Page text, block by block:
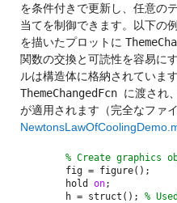
を条件付きで更新し、任意の
当てを制御できます。以下の
を描いたプロットに
関数の交換と可読性を容易に
ルは構造体に格納されていま
ThemeChangedFcn に渡され
が適用されます（完全なファイ
% Create graphics
fig = figure();
hold on;
h = struct(); %